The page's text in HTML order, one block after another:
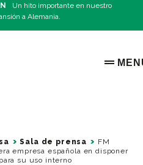
Un hito importante en nuestro
a Alemania.
OPEN
Sala de prensa
FM
empresa española en disponer
su uso interno